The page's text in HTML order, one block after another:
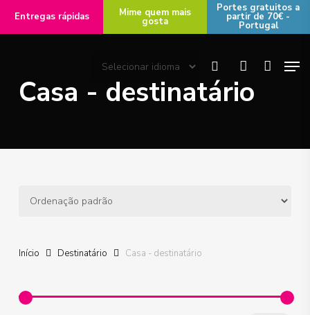
Entregas rápidas Mime quem mais
gosta
Portes gratuitos a
partir de 70€ -
Portugal
searchaccount
Casa - destinatário
Início Destinatário Casa - destinatário